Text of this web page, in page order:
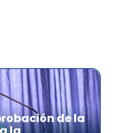
de la